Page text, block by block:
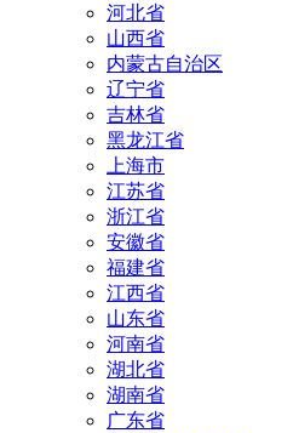
河北省
山西省
内蒙古自治区
辽宁省
吉林省
黑龙江省
上海市
江苏省
浙江省
安徽省
福建省
江西省
山东省
河南省
湖北省
湖南省
广东省